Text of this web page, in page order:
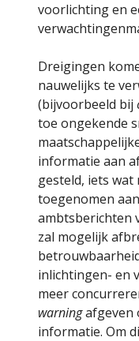
voorlichting en
Dreigingen
nauwelijks te
(bijvoorbeeld bij
toe ongekende
informatie aan
gesteld, iets
toegenomen
ambtsberichten
zal mogelijk
inlichtingen- en
meer
warningafgeven
informatie. Om